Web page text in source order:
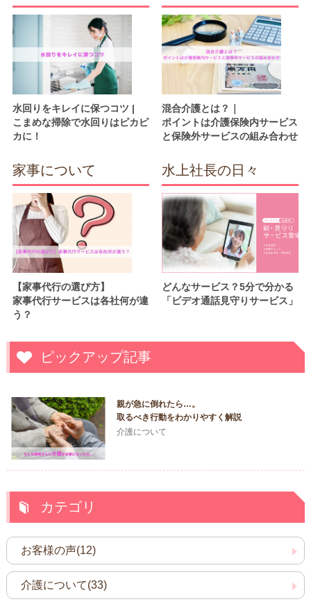
水回りをキレイに保つコツ |
こまめな掃除で水回りはピカピ
カに！
混合介護とは？｜
ポイントは介護保険内サービス
と保険外サービスの組み合わせ
家事について
【家事代行の選び方】
家事代行サービスは各社何が違
う？
水上社長の日々
どんなサービス？5分で分かる
「ビデオ通話見守りサービス」
ピックアップ記事
親が急に倒れたら…。
取るべき行動をわかりやすく解説
介護について
カテゴリ
お客様の声(12)
介護について(33)